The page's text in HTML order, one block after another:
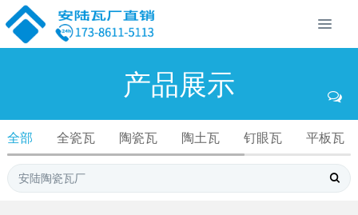
产品展示
全部 全瓷瓦 陶瓷瓦 陶土瓦 钉眼瓦 平板瓦